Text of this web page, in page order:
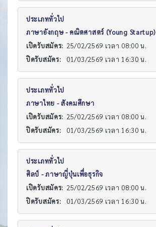
ประเภททั่วไป
ภาษาอังกฤษ - คณิตศาสตร์ (Young Startup)
เปิดรับสมัคร: 25/02/2569 เวลา 08:00 น.
ปิดรับสมัคร:
01/03/2569 เวลา 16:30 น.
ประเภททั่วไป
ภาษาไทย - สังคมศึกษา
เปิดรับสมัคร: 25/02/2569 เวลา 08:00 น.
ปิดรับสมัคร:
01/03/2569 เวลา 16:30 น.
ประเภททั่วไป
ศิลป์ - ภาษาญี่ปุ่นเพื่อธุรกิจ
เปิดรับสมัคร: 25/02/2569 เวลา 08:00 น.
ปิดรับสมัคร:
01/03/2569 เวลา 16:30 น.